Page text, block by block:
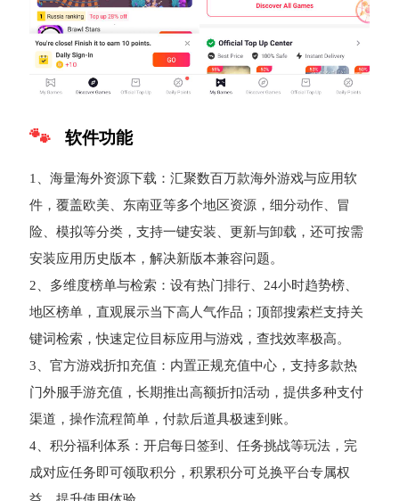
软件功能
1、海量海外资源下载：汇聚数百万款海外游戏与应用软
件，覆盖欧美、东南亚等多个地区资源，细分动作、冒
险、模拟等分类，支持一键安装、更新与卸载，还可按需
安装应用历史版本，解决新版本兼容问题。
2、多维度榜单与检索：设有热门排行、24小时趋势榜、
地区榜单，直观展示当下高人气作品；顶部搜索栏支持关
键词检索，快速定位目标应用与游戏，查找效率极高。
3、官方游戏折扣充值：内置正规充值中心，支持多款热
门外服手游充值，长期推出高额折扣活动，提供多种支付
渠道，操作流程简单，付款后道具极速到账。
4、积分福利体系：开启每日签到、任务挑战等玩法，完
成对应任务即可领取积分，积累积分可兑换平台专属权